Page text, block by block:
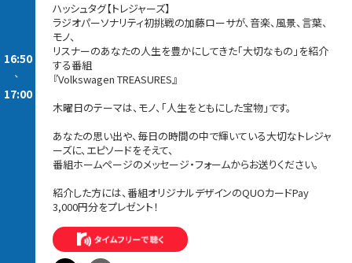
16:50
-
17:00
ハッシュタグ【トレジャーズ】
ラジオパーソナリティ初挑戦の加藤ローサが、音楽、風景、言葉、
モノ、
リスナーのあなたの人生を豊かにしてきた「大切なもの」を紹介
する番組
『Volkswagen TREASURES』
木曜日のテーマは、モノ、「人生をともにした宝物」です。
あなたの思い出や、毎日の時間の中で輝いている大切なトレジャ
ーズに、エピソードをそえて、
番組ホームページのメッセージ・フォームからお送りください。
紹介した方には、番組オリジナルデザインのQUOカードPay
3,000円分をプレゼント！